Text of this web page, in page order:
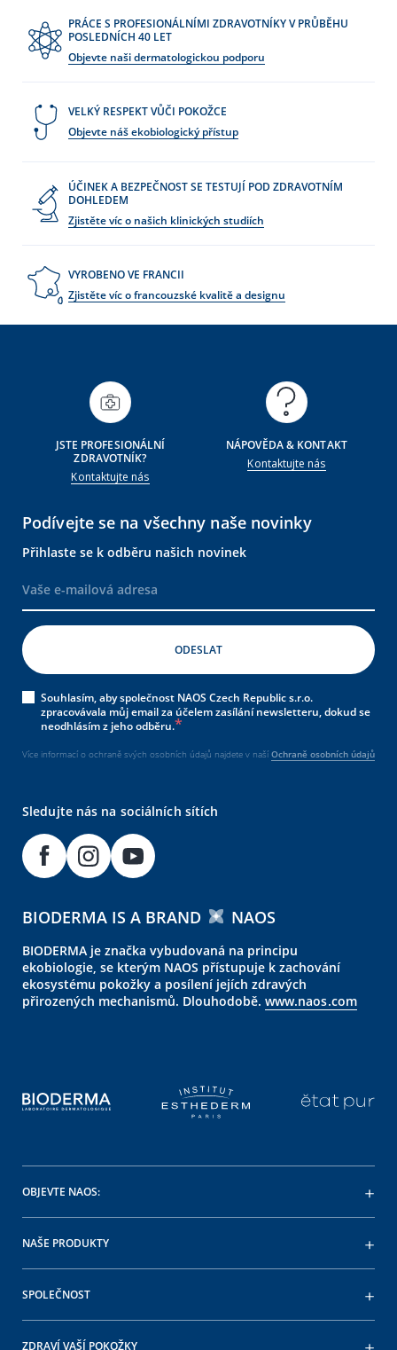
PRÁCE S PROFESIONÁLNÍMI ZDRAVOTNÍKY V PRŮBĚHU
POSLEDNÍCH 40 LET
Objevte naši dermatologickou podporu
VELKÝ RESPEKT VŮČI POKOŽCE
Objevte náš ekobiologický přístup
ÚČINEK A BEZPEČNOST SE TESTUJÍ POD ZDRAVOTNÍM
DOHLEDEM
Zjistěte víc o našich klinických studiích
VYROBENO VE FRANCII
Zjistěte víc o francouzské kvalitě a designu
JSTE PROFESIONÁLNÍ
ZDRAVOTNÍK?
Kontaktujte nás
NÁPOVĚDA & KONTAKT
Kontaktujte nás
Podívejte se na všechny naše novinky
Přihlaste se k odběru našich novinek
Souhlasím, aby společnost NAOS Czech Republic s.r.o.
zpracovávala můj email za účelem zasílání newsletteru, dokud se
neodhlásím z jeho odběru.
Více informací o ochraně svých osobních údajů najdete v naší Ochraně osobních údajů
Sledujte nás na sociálních sítích
BIODERMA IS A BRAND NAOS
BIODERMA je značka vybudovaná na principu
ekobiologie, se kterým NAOS přístupuje k zachování
ekosystému pokožky a posílení jejích zdravých
přirozených mechanismů. Dlouhodobě. www.naos.com
OBJEVTE NAOS:
NAŠE PRODUKTY
SPOLEČNOST
ZDRAVÍ VAŠÍ POKOŽKY